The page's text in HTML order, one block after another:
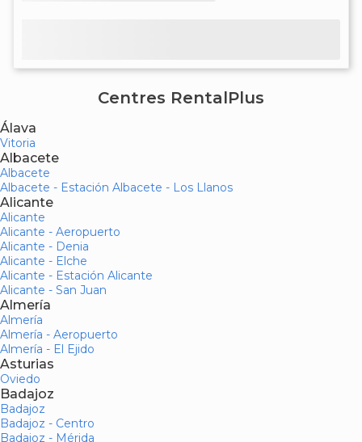
Centres RentalPlus
Álava
Vitoria
Albacete
Albacete
Albacete - Estación Albacete - Los Llanos
Alicante
Alicante
Alicante - Aeropuerto
Alicante - Denia
Alicante - Elche
Alicante - Estación Alicante
Alicante - San Juan
Almería
Almería
Almería - Aeropuerto
Almería - El Ejido
Asturias
Oviedo
Badajoz
Badajoz
Badajoz - Centro
Badajoz - Mérida